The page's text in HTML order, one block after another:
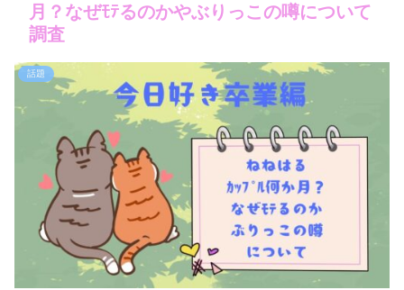
月？なぜﾓﾃるのかやぶりっこの噂について
調査
話題